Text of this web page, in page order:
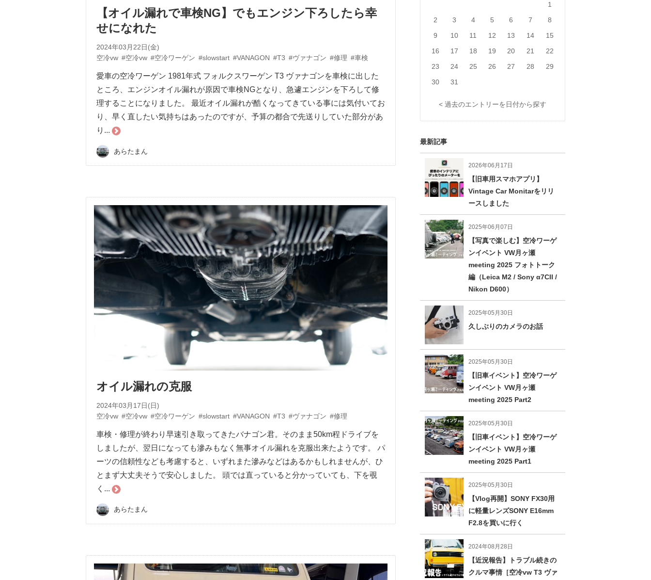
【オイル漏れで車検NG】でもエンジン下ろしたら幸
せになれた
2024年03月22日(金)
空冷vw #空冷vw #空冷ワーゲン #slowstart #VANAGON #T3 #ヴァナゴン #修理 #車検
愛車の空冷ワーゲン 1981年式 フォルクスワーゲン T3 ヴァナゴンを車検に出した
ところ、エンジンオイル漏れが原因で車検NGとなり、急遽エンジンを下ろして修
理することになりました。 最近オイル漏れが酷くなってきている事には気付いてお
り、早く直したい気持ちはあったのですが、予算の都合で先送りしていた部分があ
り...
あらたまん
オイル漏れの克服
2024年03月17日(日)
空冷vw #空冷vw #空冷ワーゲン #slowstart #VANAGON #T3 #ヴァナゴン #修理
車検・修理が終わり早速引き取ってきたバナゴン君。そのまま50km程ドライブを
しましたが、翌日になっても滲みもなく無事オイル漏れを克服出来たようです。 パ
ーツの信頼性なども考慮すると、いずれまた滲みなどはあるかもしれませんが、ひ
とまず大丈夫そうで安心しました。 頭では直っていると分かっていても、下を覗
く...
あらたまん
1
2
3 4 5 6 7
8
9
10 11 12 13 14
15
16
17 18 19 20 21
22
23
24 25 26 27 28
29
30
31
< 過去のエントリーを日付から探す
最新記事
2026年06月17日
【旧車用スマホアプリ】
Vintage Car Monitarをリリ
ースしました
2025年06月07日
【写真で楽しむ】空冷ワーゲ
ンイベント VW月ヶ瀬
meeting 2025 フォトトーク
編（Leica M2 / Sony α7CII /
Nikon D600）
2025年05月30日
久しぶりのカメラのお話
2025年05月30日
【旧車イベント】空冷ワーゲ
ンイベント VW月ヶ瀬
meeting 2025 Part2
2025年05月30日
【旧車イベント】空冷ワーゲ
ンイベント VW月ヶ瀬
meeting 2025 Part1
2025年05月30日
【Vlog再開】SONY FX30用
に軽量レンズSONY E16mm
F2.8を買いに行く
2024年08月28日
【近況報告】トラブル続きの
クルマ事情［空冷vw T3 ヴァ